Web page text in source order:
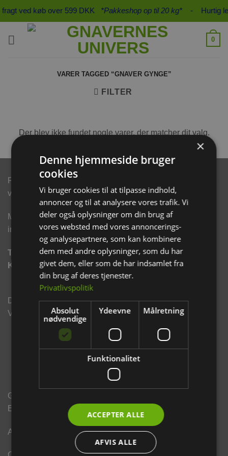
Fortsæt
ved køb over 599 DKK *Pakkeshop op til 20 kg*- Hurtig
0
VARER TAGGED “GNAVER GYNGE”
FILTER
Der blev ikke fundet nogle varer, der matcher dit valg.
Følg os på de sociale medier, hvor du kan se vores nyeste
varer og gode tilbud.
Modtag eksklusive e-mails med rabatter og produkt
informationer.
TILMELD NYHEDSBREV
KLIK HER.
Din sikkerhed ved tryk webshop handel. Vi er godkendt
Via. E-mærket og Webshop mærket.
Gnavernes Univers
En del af World Pet Products
Administration: Hedeparken 205 st.th 2750 Ballerup
×
Denne hjemmeside bruger
cookies
Vi bruger cookies til at tilpasse indhold,
annoncer og til at analysere vores trafik. Vi
deler også oplysninger om din brug af
vores websted med vores annoncerings-
og analysepartnere, som kan kombinere
dem med andre oplysninger, som du har
givet dem, eller som de har indsamlet fra
din brug af deres tjenester.
Privatlivspolitik
Absolut
nødvendige
Ydeevne Målretning
Funktionalitet
ACCEPTER ALLE
AFVIS ALLE